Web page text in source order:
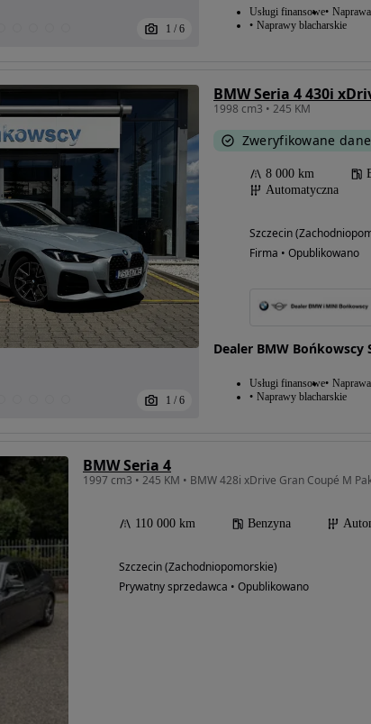
1 / 6
Usługi finansowe
Naprawy blacharskie
1 / 6
BMW Seria 4 430i
1998 cm3 • 245 KM
Zweryfikowane dane
8 000 km
Automatyczna
Szczecin
Firma • Opublikowano
Dealer BMW Bońkowscy
Usługi finansowe
Naprawy blacharskie
BMW Seria 4
110 000 km Benzyna
Szczecin (Zachodniopomorskie)
Prywatny sprzedawca • Opublikowano